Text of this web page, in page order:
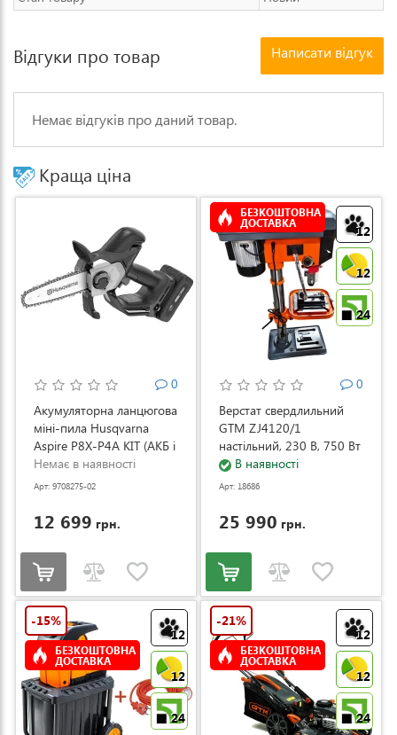
Відгуки про товар Написати відгук
Немає відгуків про даний товар.
Краща ціна
0
Акумуляторна ланцюгова
міні-пила Husqvarna
Aspire P8X-P4A KIT (АКБ і
ЗП) (9708275-02)
Немає в наявності
Арт: 9708275-02
12 699 грн.
12
12
24
БЕЗКОШТОВНА
ДОСТАВКА
0
Верстат свердлильний
GTM ZJ4120/1
настільний, 230 В, 750 Вт
(ZJ4120/1)
В наявності
Арт: 18686
25 990 грн.
12
12
24
-15%
БЕЗКОШТОВНА
ДОСТАВКА
12
12
24
-21%
БЕЗКОШТОВНА
ДОСТАВКА